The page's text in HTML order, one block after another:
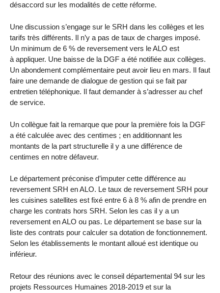
désaccord sur les modalités de cette réforme.
Une discussion s’engage sur le SRH dans les collèges et les
tarifs très différents. Il n’y a pas de taux de charges imposé.
Un minimum de 6 % de reversement vers le ALO est
à appliquer. Une baisse de la DGF a été notifiée aux collèges.
Un abondement complémentaire peut avoir lieu en mars. Il faut
faire une demande de dialogue de gestion qui se fait par
entretien téléphonique. Il faut demander à s’adresser au chef
de service.
Un collègue fait la remarque que pour la première fois la DGF
a été calculée avec des centimes ; en additionnant les
montants de la part structurelle il y a une différence de
centimes en notre défaveur.
Le département préconise d’imputer cette différence au
reversement SRH en ALO. Le taux de reversement SRH pour
les cuisines satellites est fixé entre 6 à 8 % afin de prendre en
charge les contrats hors SRH. Selon les cas il y a un
reversement en ALO ou pas. Le département se base sur la
liste des contrats pour calculer sa dotation de fonctionnement.
Selon les établissements le montant alloué est identique ou
inférieur.
Retour des réunions avec le conseil départemental 94 sur les
projets Ressources Humaines 2018-2019 et sur la